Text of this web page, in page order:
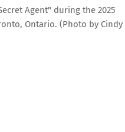
Agent" during the 2025
Ontario. (Photo by Cindy